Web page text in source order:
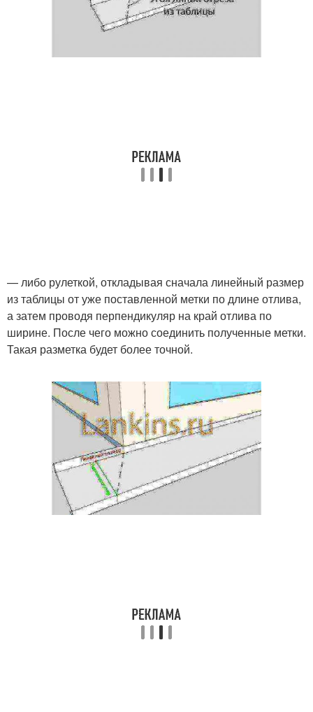
— либо рулеткой, откладывая сначала линейный размер
из таблицы от уже поставленной метки по длине отлива,
а затем проводя перпендикуляр на край отлива по
ширине. После чего можно соединить полученные метки.
Такая разметка будет более точной.